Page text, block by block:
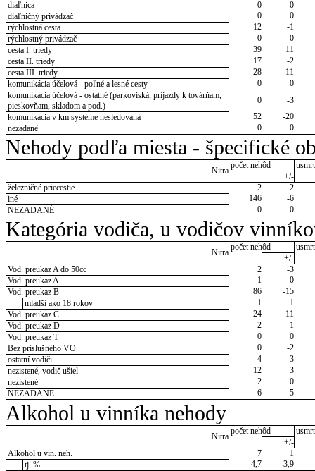
diaľnica
0
0
diaľničný privádzač
0
0
rýchlostná cesta
12
-1
rýchlostný privádzač
0
0
cesta I. triedy
39
11
cesta II. triedy
17
-2
cesta III. triedy
28
11
komunikácia účelová - poľné a lesné cesty
0
0
komunikácia účelová - ostatné (parkoviská, príjazdy k továrňam,
pieskovňam, skladom a pod.)
0
-3
komunikácia v km systéme nesledovaná
52
-20
nezadané
0 0
Nehody podľa miesta - špecifické
Nitra
počet nehôd
+/-
železničné priecestie
2
2
iné
146
-6
NEZADANÉ
0 0
Kategória vodiča, u vodičov
Nitra
počet nehôd
+/-
Vod. preukaz A do 50cc
2
-3
Vod. preukaz A
1
0
Vod. preukaz B
86
-15
mladší ako 18 rokov
1
1
Vod. preukaz C
24
11
Vod. preukaz D
2
-1
Vod. preukaz T
0
0
Bez príslušného VO
0
-2
ostatní vodiči
4
-3
nezistené, vodič ušiel
12
3
nezistené
2
0
NEZADANÉ
6 5
Alkohol u vinníka nehody
Nitra
počet nehôd
+/-
Alkohol u vin. neh.
7
1
tj. %
4,7 3,9